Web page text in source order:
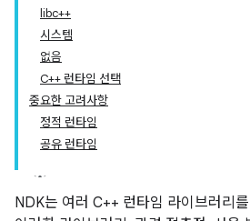
libc++
시스템
없음
C++ 런타임 선택
중요한 고려사항
정적 런타임
공유 런타임
NDK는 여러 C++ 런타임 라이브러리